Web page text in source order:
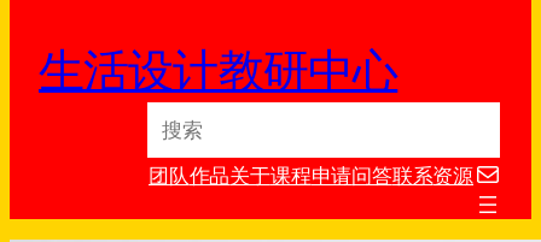
生活设计教研中心
a团队作品关于课程申请问答联系资源电子邮件